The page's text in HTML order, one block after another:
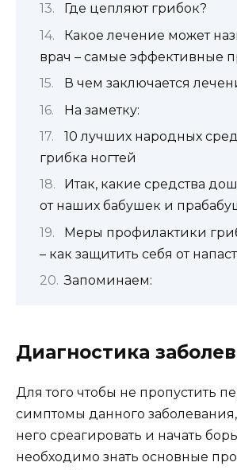
Где цепляют грибок?
Какое лечение может
врач – самые эффективные
В чем заключается
На заметку:
10 лучших народных
грибка ногтей
Итак, какие средства
от наших бабушек и
Меры профилактики
– как защитить себя от
Запоминаем:
Диагностика
Для того чтобы не пропустить
симптомы данного
него среагировать и начать
необходимо знать основные